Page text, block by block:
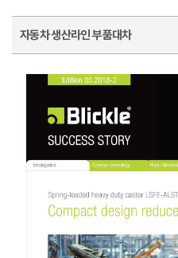
자동차 생산라인 부품대차